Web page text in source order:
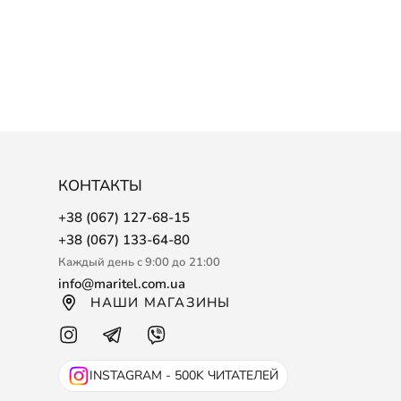
деловые, и расслабленные обыденные
выходят из моды длительное время. Длинное
но и инвестируете в экономику своей страны.
разных размеров: от XXS до XXL. Подобрать
КОНТАКТЫ
+38 (067) 127-68-15
+38 (067) 133-64-80
Каждый день с 9:00 до 21:00
info@maritel.com.ua
НАШИ МАГАЗИНЫ
INSTAGRAM - 500K ЧИТАТЕЛЕЙ